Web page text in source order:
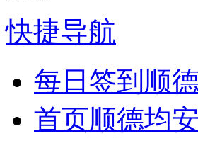
快捷导航
每日签到 顺
首页顺德均